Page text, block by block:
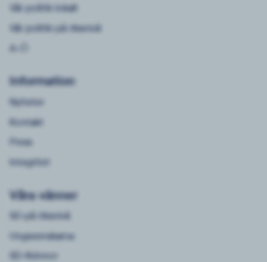
Vår politik lokalt
Vår politik på riksnivå
A-Ö
Information
Nyheter
Kontakt
Press
Integritet
Våra vänner
SD på riksnivå
Ungsvenskarna
SD-Kvinnor